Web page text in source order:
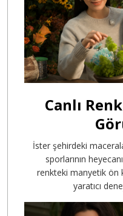
Canlı
İster şehirdeki
sporlarının
renkteki manyetik ön
yaratıcı